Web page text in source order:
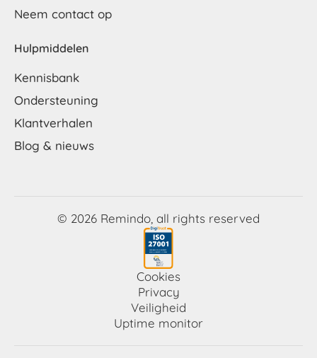
Neem contact op
Hulpmiddelen
Kennisbank
Ondersteuning
Klantverhalen
Blog & nieuws
© 2026 Remindo, all rights reserved
Cookies
Privacy
Veiligheid
Uptime monitor